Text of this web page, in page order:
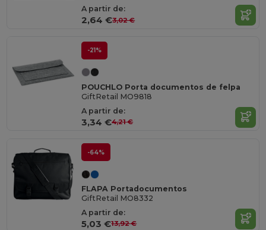
A partir de:
2,64 €3,02 €
-21%
POUCHLO Porta documentos de felpa
GiftRetail MO9818
A partir de:
3,34 €4,21 €
-64%
FLAPA Portadocumentos
GiftRetail MO8332
A partir de:
5,03 €13,92 €